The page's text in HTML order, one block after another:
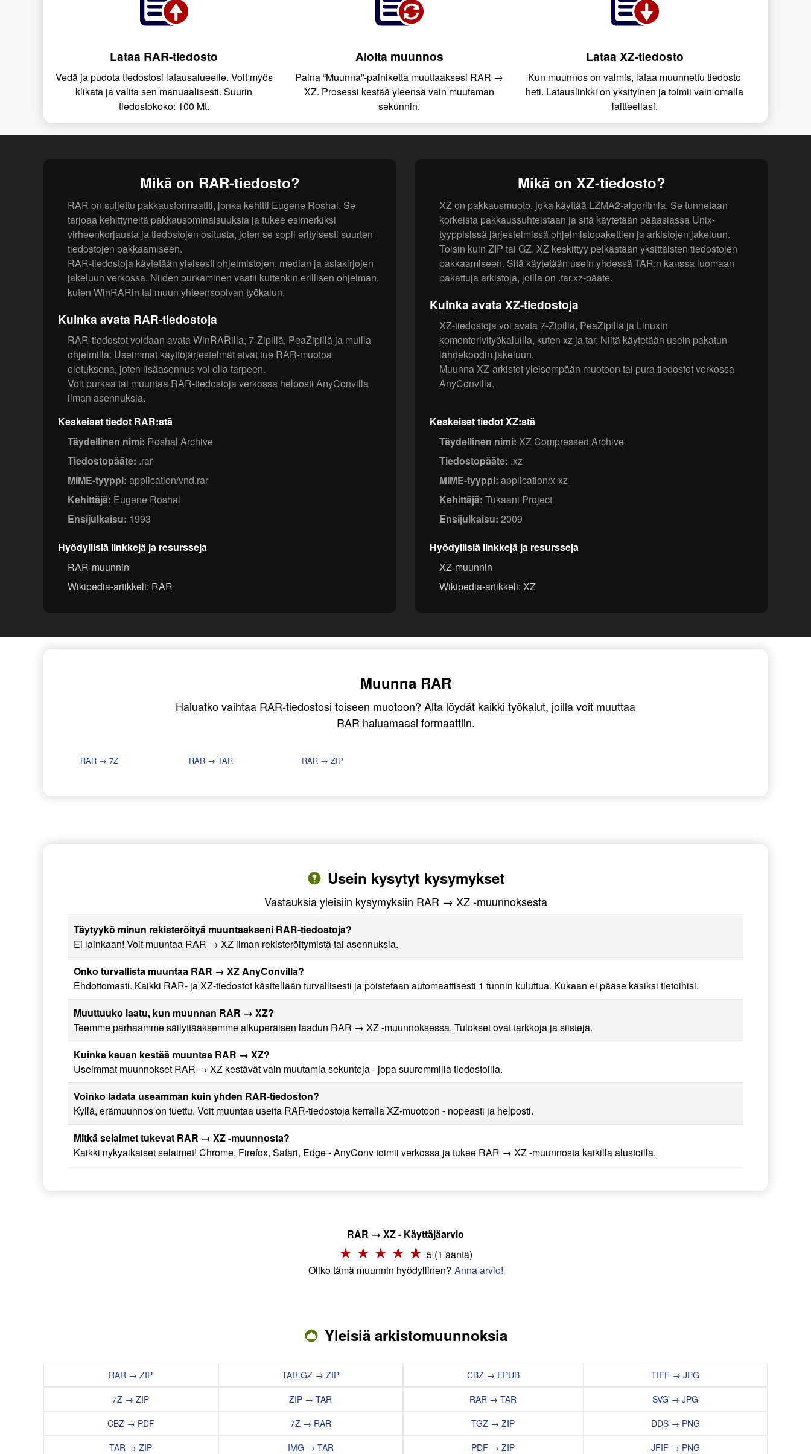
Lataa RAR-tiedosto
Vedä ja pudota tiedostosi latausalueelle. Voit myös
klikata ja valita sen manuaalisesti. Suurin
tiedostokoko: 100 Mt.
Aloita muunnos
Paina “Muunna”-painiketta muuttaaksesi RAR →
XZ. Prosessi kestää yleensä vain muutaman
sekunnin.
Lataa XZ-tiedosto
Kun muunnos on valmis, lataa muunnettu tiedosto
heti. Latauslinkki on yksityinen ja toimii vain omalla
laitteellasi.
Mikä on RAR-tiedosto?
RAR on suljettu pakkausformaattti, jonka kehitti Eugene Roshal. Se
tarjoaa kehittyneitä pakkausominaisuuksia ja tukee esimerkiksi
virheenkorjausta ja tiedostojen ositusta, joten se sopii erityisesti suurten
tiedostojen pakkaamiseen.
RAR-tiedostoja käytetään yleisesti ohjelmistojen, median ja asiakirjojen
jakeluun verkossa. Niiden purkaminen vaatii kuitenkin erillisen ohjelman,
kuten WinRARin tai muun yhteensopivan työkalun.
Kuinka avata RAR-tiedostoja
RAR-tiedostot voidaan avata WinRARilla, 7-Zipillä, PeaZipillä ja muilla
ohjelmilla. Useimmat käyttöjärjestelmät eivät tue RAR-muotoa
oletuksena, joten lisäasennus voi olla tarpeen.
Voit purkaa tai muuntaa RAR-tiedostoja verkossa helposti AnyConvilla
ilman asennuksia.
Keskeiset tiedot RAR:stä
Täydellinen nimi: Roshal Archive
Tiedostopääte: .rar
MIME-tyyppi: application/vnd.rar
Kehittäjä: Eugene Roshal
Ensijulkaisu: 1993
Hyödyllisiä linkkejä ja resursseja
RAR-muunnin
Wikipedia-artikkeli: RAR
Mikä on XZ-tiedosto?
XZ on pakkausmuoto, joka käyttää LZMA2-algoritmia. Se tunnetaan
korkeista pakkaussuhteistaan ja sitä käytetään pääasiassa Unix-
tyyppisissä järjestelmissä ohjelmistopakettien ja arkistojen jakeluun.
Toisin kuin ZIP tai GZ, XZ keskittyy pelkästään yksittäisten tiedostojen
pakkaamiseen. Sitä käytetään usein yhdessä TAR:n kanssa luomaan
pakattuja arkistoja, joilla on .tar.xz-pääte.
Kuinka avata XZ-tiedostoja
XZ-tiedostoja voi avata 7-Zipillä, PeaZipillä ja Linuxin
komentorivityökaluilla, kuten xz ja tar. Niitä käytetään usein pakatun
lähdekoodin jakeluun.
Muunna XZ-arkistot yleisempään muotoon tai pura tiedostot verkossa
AnyConvilla.
Keskeiset tiedot XZ:stä
Täydellinen nimi: XZ Compressed Archive
Tiedostopääte: .xz
MIME-tyyppi: application/x-xz
Kehittäjä: Tukaani Project
Ensijulkaisu: 2009
Hyödyllisiä linkkejä ja resursseja
XZ-muunnin
Wikipedia-artikkeli: XZ
Muunna RAR
Haluatko vaihtaa RAR-tiedostosi toiseen muotoon? Alta löydät kaikki työkalut, joilla voit muuttaa
RAR haluamaasi formaattiin.
RAR → 7Z RAR → TAR RAR → ZIP
Usein kysytyt kysymykset
Vastauksia yleisiin kysymyksiin RAR → XZ -muunnoksesta
Täytyykö minun rekisteröityä muuntaakseni RAR-tiedostoja?
Ei lainkaan! Voit muuntaa RAR → XZ ilman rekisteröitymistä tai asennuksia.
Onko turvallista muuntaa RAR → XZ AnyConvilla?
Ehdottomasti. Kaikki RAR- ja XZ-tiedostot käsitellään turvallisesti ja poistetaan automaattisesti 1 tunnin kuluttua. Kukaan ei pääse käsiksi tietoihisi.
Muuttuuko laatu, kun muunnan RAR → XZ?
Teemme parhaamme säilyttääksemme alkuperäisen laadun RAR → XZ -muunnoksessa. Tulokset ovat tarkkoja ja siistejä.
Kuinka kauan kestää muuntaa RAR → XZ?
Useimmat muunnokset RAR → XZ kestävät vain muutamia sekunteja - jopa suuremmilla tiedostoilla.
Voinko ladata useamman kuin yhden RAR-tiedoston?
Kyllä, erämuunnos on tuettu. Voit muuntaa useita RAR-tiedostoja kerralla XZ-muotoon - nopeasti ja helposti.
Mitkä selaimet tukevat RAR → XZ -muunnosta?
Kaikki nykyaikaiset selaimet! Chrome, Firefox, Safari, Edge - AnyConv toimii verkossa ja tukee RAR → XZ -muunnosta kaikilla alustoilla.
RAR → XZ - Käyttäjäarvio
5 (1 ääntä)
Oliko tämä muunnin hyödyllinen? Anna arvio!
Yleisiä arkistomuunnoksia
RAR → ZIP
7Z → ZIP
CBZ → PDF
TAR → ZIP
TAR.GZ → ZIP
ZIP → TAR
7Z → RAR
IMG → TAR
CBZ → EPUB
RAR → TAR
TGZ → ZIP
PDF → ZIP
TIFF → JPG
SVG → JPG
DDS → PNG
JFIF → PNG